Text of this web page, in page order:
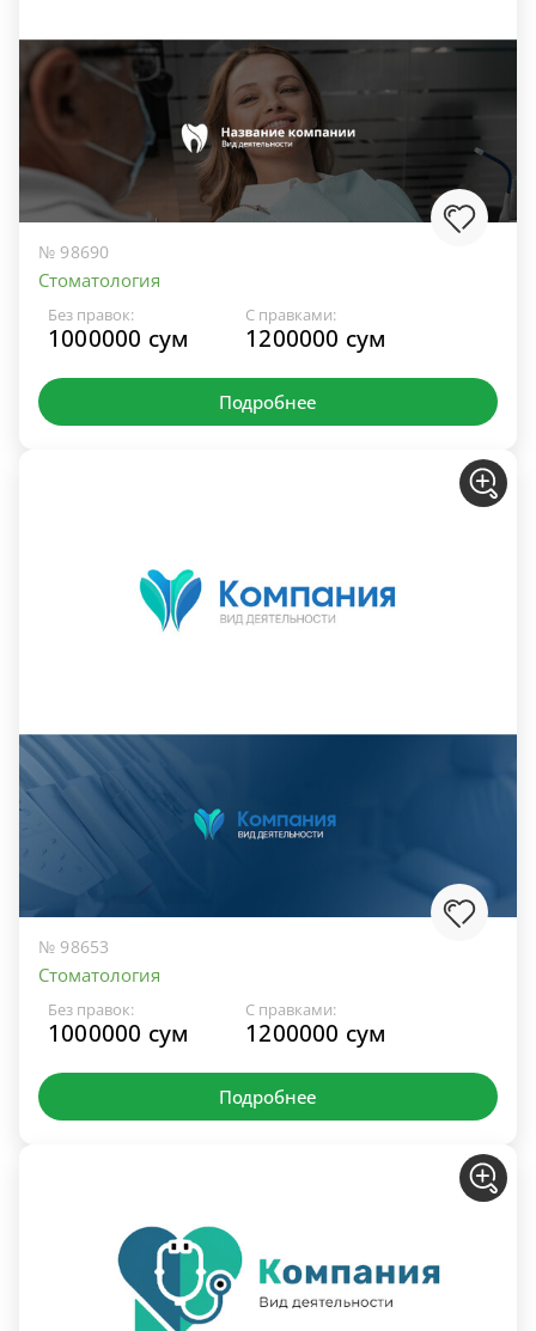
№ 98690
Стоматология
Без правок:
1000000 сум
С правками:
1200000 сум
Подробнее
№ 98653
Стоматология
Без правок:
1000000 сум
С правками:
1200000 сум
Подробнее